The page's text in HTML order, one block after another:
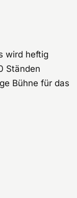
wird heftig
Ständen
Bühne für das